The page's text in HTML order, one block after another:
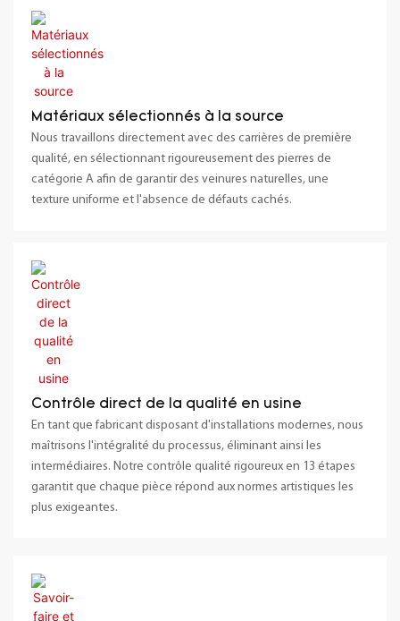
Matériaux sélectionnés à la source
Nous travaillons directement avec des carrières de première
qualité, en sélectionnant rigoureusement des pierres de
catégorie A afin de garantir des veinures naturelles, une
texture uniforme et l'absence de défauts cachés.
Contrôle direct de la qualité en usine
En tant que fabricant disposant d'installations modernes, nous
maîtrisons l'intégralité du processus, éliminant ainsi les
intermédiaires. Notre contrôle qualité rigoureux en 13 étapes
garantit que chaque pièce répond aux normes artistiques les
plus exigeantes.